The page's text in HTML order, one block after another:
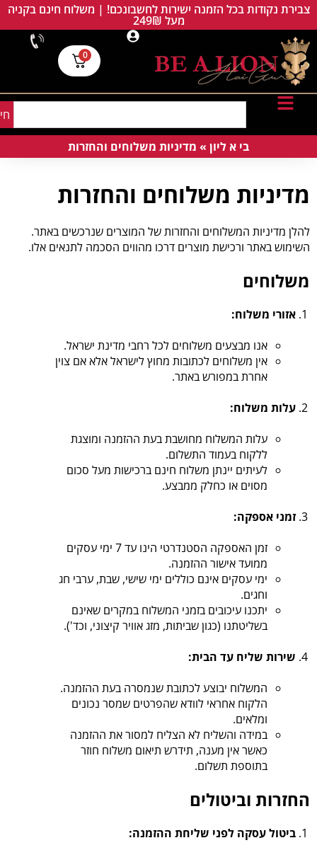
צבירת נקודות בכל הזמנה ישירות לחשבונכם! | משלוח חינם בקניה
מעל 249₪
0
בי א ליון » מדיניות משלוחים והחזרות
מדיניות משלוחים והחזרות
להלן מדיניות המשלוחים והחזרות של המוצרים שנרכשים באתר.
השימוש באתר ורכישת מוצרים דרכו מהווים הסכמה לתנאים אלו.
משלוחים
אזורי משלוח:
אנו מבצעים משלוחים לכל רחבי מדינת ישראל.
אין משלוחים לכתובות מחוץ לישראל אלא אם צוין
אחרת במפורש באתר.
עלות משלוח:
עלות המשלוח מחושבת בעת ההזמנה ומוצגת
ללקוח בעמוד התשלום.
לעיתים יינתן משלוח חינם ברכישות מעל סכום
מסוים או כחלק ממבצע.
זמני אספקה:
זמן האספקה הסטנדרטי הינו עד 7 ימי עסקים
ממועד אישור ההזמנה.
ימי עסקים אינם כוללים ימי שישי, שבת, ערבי חג
וחגים.
יתכנו עיכובים בזמני המשלוח במקרים שאינם
בשליטתנו (כגון שביתות, מזג אוויר קיצוני, וכד').
שירות שליח עד הבית:
המשלוח יבוצע לכתובת שנמסרה בעת ההזמנה.
הלקוח אחראי לוודא שהפרטים שמסר נכונים
ומלאים.
במידה והשליח לא הצליח למסור את ההזמנה
כאשר אין מענה, תידרש תיאום משלוח חוזר
בתוספת תשלום.
החזרות וביטולים
ביטול עסקה לפני שליחת ההזמנה: